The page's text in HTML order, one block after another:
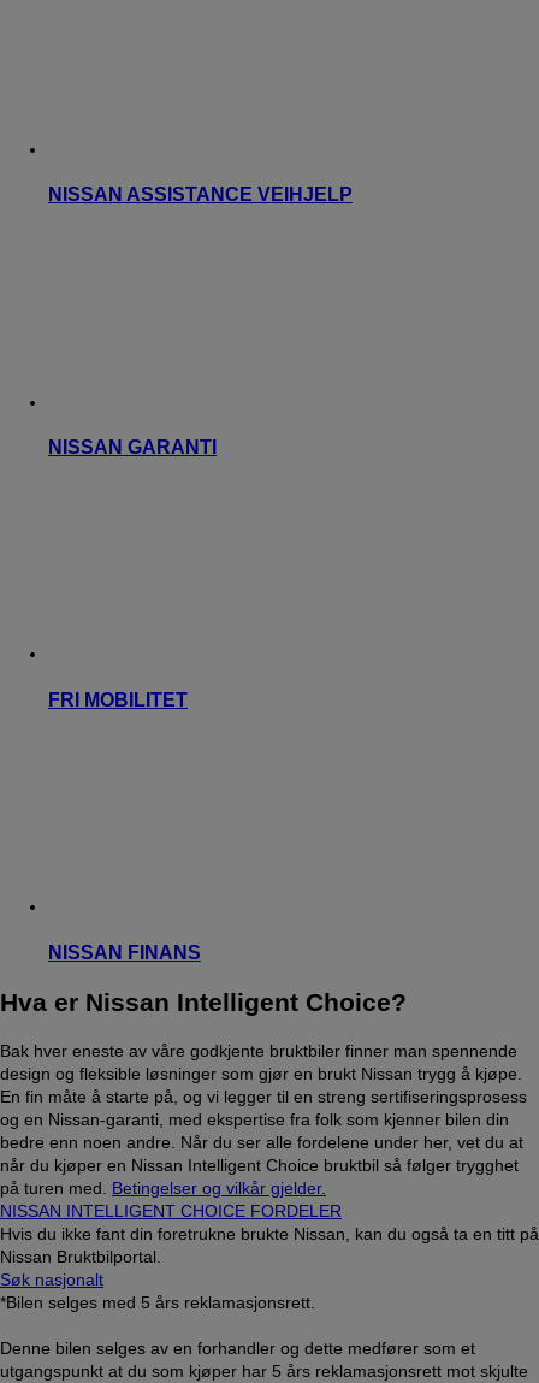
NISSAN ASSISTANCE VEIHJELP
NISSAN GARANTI
FRI MOBILITET
NISSAN FINANS
Hva er Nissan Intelligent Choice?
Bak hver eneste av våre godkjente bruktbiler finner man spennende
design og fleksible løsninger som gjør en brukt Nissan trygg å kjøpe.
En fin måte å starte på, og vi legger til en streng sertifiseringsprosess
og en Nissan-garanti, med ekspertise fra folk som kjenner bilen din
bedre enn noen andre. Når du ser alle fordelene under her, vet du at
når du kjøper en Nissan Intelligent Choice bruktbil så følger trygghet
på turen med. Betingelser og vilkår gjelder.
NISSAN INTELLIGENT CHOICE FORDELER
Hvis du ikke fant din foretrukne brukte Nissan, kan du også ta en titt på
Nissan Bruktbilportal.
Søk nasjonalt
*Bilen selges med 5 års reklamasjonsrett.
Denne bilen selges av en forhandler og dette medfører som et
utgangspunkt at du som kjøper har 5 års reklamasjonsrett mot skjulte